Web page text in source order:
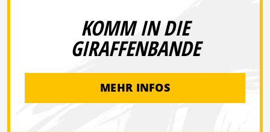
KOMM IN DIE
GIRAFFENBANDE
MEHR INFOS